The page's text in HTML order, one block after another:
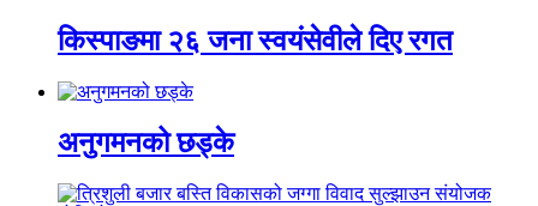
किस्पाङमा २६ जना स्वयंसेवीले दिए रगत
अनुगमनको छड्के